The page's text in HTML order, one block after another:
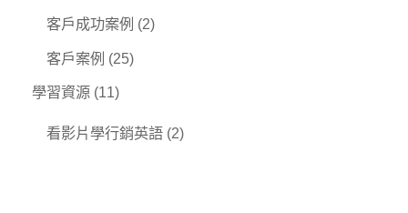
客戶成功案例 (2)
客戶案例 (25)
學習資源 (11)
看影片學行銷英語 (2)